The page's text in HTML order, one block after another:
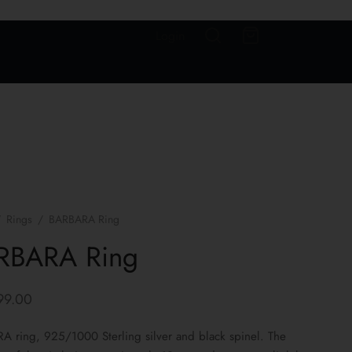
Ring
ring, 925/1000 Sterling silver and black spinel. The